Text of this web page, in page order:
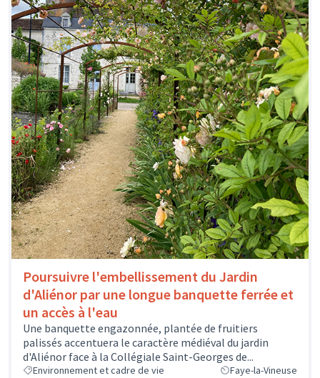
Poursuivre l'embellissement du Jardin
d'Aliénor par une longue banquette ferrée et
un accès à l'eau
Une banquette engazonnée, plantée de fruitiers
palissés accentuera le caractère médiéval du jardin
d'Aliénor face à la Collégiale Saint-Georges de...
Environnement et cadre de vie Faye-la-Vineuse